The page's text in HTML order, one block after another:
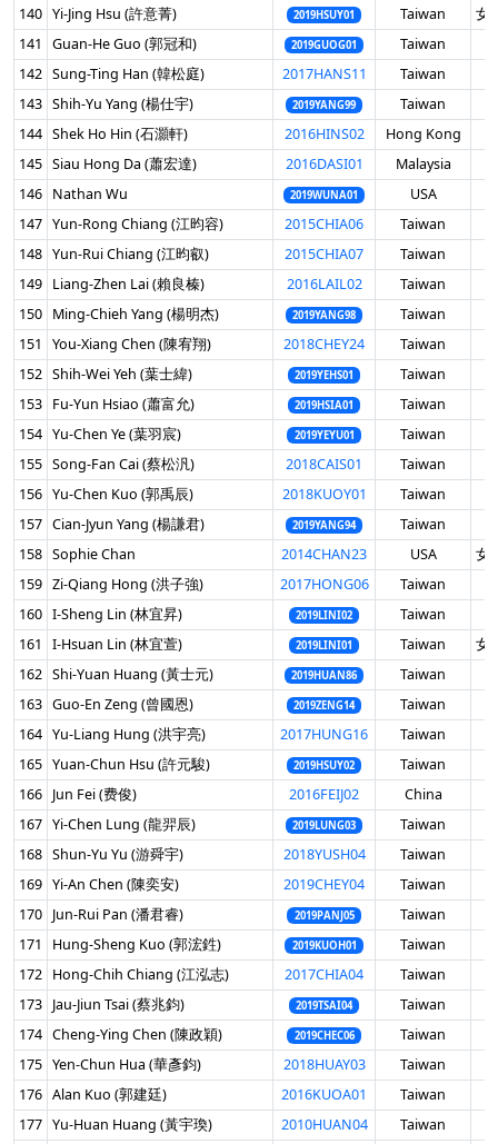
140 Yi-Jing Hsu (許意菁) 2019HSUY01 Taiwan
女
141
Guan-He Guo (郭冠和) 2019GUOG01 Taiwan
142 Sung-Ting Han (韓松庭) 2017HANS11 Taiwan
143 Shih-Yu Yang (楊仕宇) 2019YANG99 Taiwan
144 Shek Ho Hin (石灝軒) 2016HINS02 Hong Kong
145 Siau Hong Da (蕭宏達) 2016DASI01 Malaysia
146 Nathan Wu 2019WUNA01 USA
147 Yun-Rong Chiang (江昀容) 2015CHIA06 Taiwan
148 Yun-Rui Chiang (江昀叡) 2015CHIA07 Taiwan
149 Liang-Zhen Lai (賴良榛) 2016LAIL02 Taiwan
150 Ming-Chieh Yang (楊明杰) 2019YANG98 Taiwan
151
You-Xiang Chen (陳宥翔) 2018CHEY24 Taiwan
152 Shih-Wei Yeh (葉士緯) 2019YEHS01 Taiwan
153 Fu-Yun Hsiao (蕭富允) 2019HSIA01 Taiwan
154 Yu-Chen Ye (葉羽宸) 2019YEYU01 Taiwan
155 Song-Fan Cai (蔡松汎) 2018CAIS01 Taiwan
156 Yu-Chen Kuo (郭禹辰) 2018KUOY01 Taiwan
157 Cian-Jyun Yang (楊謙君) 2019YANG94 Taiwan
158 Sophie Chan 2014CHAN23 USA
女
159 Zi-Qiang Hong (洪子強) 2017HONG06 Taiwan
160 I-Sheng Lin (林宜昇) 2019LINI02 Taiwan
161
I-Hsuan Lin (林宜萱) 2019LINI01 Taiwan
女
162 Shi-Yuan Huang (黃士元) 2019HUAN86 Taiwan
163 Guo-En Zeng (曾國恩) 2019ZENG14 Taiwan
164 Yu-Liang Hung (洪宇亮) 2017HUNG16 Taiwan
165 Yuan-Chun Hsu (許元駿) 2019HSUY02 Taiwan
166 Jun Fei (费俊) 2016FEIJ02 China
167 Yi-Chen Lung (龍羿辰) 2019LUNG03 Taiwan
168 Shun-Yu Yu (游舜宇) 2018YUSH04 Taiwan
169 Yi-An Chen (陳奕安) 2019CHEY04 Taiwan
170 Jun-Rui Pan (潘君睿) 2019PANJ05 Taiwan
171
Hung-Sheng Kuo (郭浤鉎) 2019KUOH01 Taiwan
172 Hong-Chih Chiang (江泓志) 2017CHIA04 Taiwan
173 Jau-Jiun Tsai (蔡兆鈞) 2019TSAI04 Taiwan
174 Cheng-Ying Chen (陳政穎) 2019CHEC06 Taiwan
175 Yen-Chun Hua (華彥鈞) 2018HUAY03 Taiwan
176 Alan Kuo (郭建廷) 2016KUOA01 Taiwan
177 Yu-Huan Huang (黃宇瑍) 2010HUAN04 Taiwan